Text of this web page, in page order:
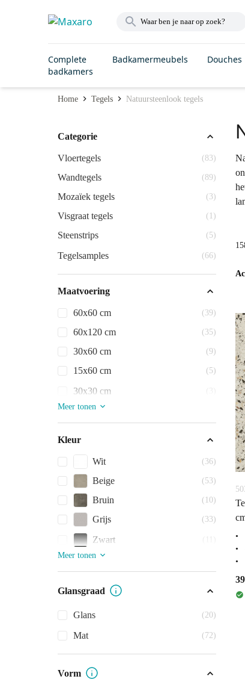
Complete
badkamers
Badkamermeubels Douches
Home Tegels Natuursteenlook tegels
Categorie
Vloertegels (83)
Wandtegels (89)
Mozaïek tegels (3)
Visgraat tegels (1)
Steenstrips (5)
Tegelsamples (66)
Maatvoering
60x60 cm (39)
60x120 cm (35)
30x60 cm (9)
15x60 cm (5)
30x30 cm
Meer tonen
Kleur
Wit (36)
Beige (53)
Bruin (10)
Grijs (33)
Zwart
Meer tonen
Glansgraad
Glans (20)
Mat (72)
Vorm